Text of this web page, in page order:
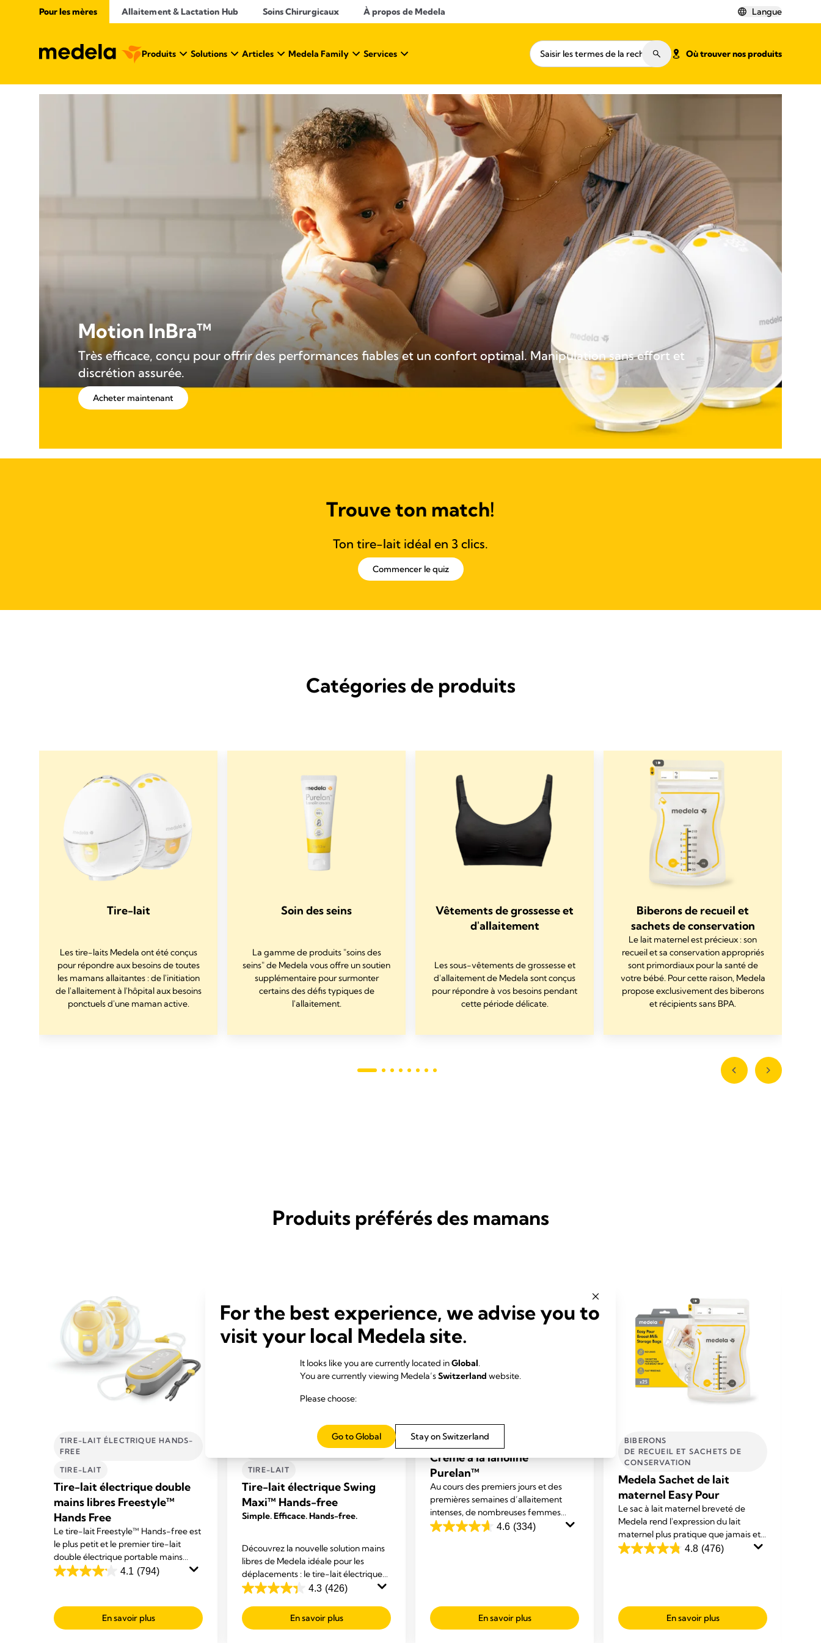
Pour les mères Allaitement & Lactation Hub​ Soins Chirurgicaux À propos de Medela Langue
Produits Solutions Articles Medela Family Services Où trouver nos produits
Motion InBra™
Très efficace, conçu pour offrir des performances fiables et un confort optimal. Manipulation sans effort et
discrétion assurée.
Acheter maintenant
Trouve ton match!
Ton tire-lait idéal en 3 clics.
Commencer le quiz
Catégories de produits
Tire-lait
Les tire-laits Medela ont été conçus
pour répondre aux besoins de toutes
les mamans allaitantes : de l'initiation
de l'allaitement à l'hôpital aux besoins
ponctuels d'une maman active.
Soin des seins
La gamme de produits "soins des
seins" de Medela vous offre un soutien
supplémentaire pour surmonter
certains des défis typiques de
l'allaitement.
Vêtements de grossesse et
d'allaitement
Les sous-vêtements de grossesse et
d'allaitement de Medela sont conçus
pour répondre à vos besoins pendant
cette période délicate.
Biberons de recueil et
sachets de conservation
Le lait maternel est précieux : son
recueil et sa conservation appropriés
sont primordiaux pour la santé de
votre bébé. Pour cette raison, Medela
propose exclusivement des biberons
et récipients sans BPA.
Produits préférés des mamans
TIRE-LAIT ÉLECTRIQUE HANDS-
FREE
TIRE-LAIT
Tire-lait électrique double
mains libres Freestyle™
Hands Free
Le tire-lait Freestyle™ Hands-free est
le plus petit et le premier tire-lait
double électrique portable mains
libres proposé par Medela. Il est conçu
4.1 (794)
4.1
5
étoiles.
En savoir plus
TIRE-LAIT ÉLECTRIQUE HANDS-
TIRE-LAIT
Tire-lait électrique Swing
Maxi™ Hands-free
Simple. Efficace. Hands-free.
Découvrez la nouvelle solution mains
libres de Medela idéale pour les
déplacements : le tire-lait électrique
Swing Maxi™ Hands-free qui
permet d’être multitâche.
4.3 (426)
4.3
sur
5
En savoir plus
SOIN DES SEINS
Crème à la lanoline
Purelan™
Au cours des premiers jours et des
premières semaines d’allaitement
intenses, de nombreuses femmes
souffrent de mamelons endoloris et
4.6 (334)
4.6
avis
En savoir plus
BIBERONS
DE RECUEIL ET SACHETS DE
CONSERVATION​
Medela Sachet de lait
maternel Easy Pour
Le sac à lait maternel breveté de
Medela rend l'expression du lait
maternel plus pratique que jamais et
constitue la solution de conservation
4.8 (476)
4.8
476
avis
En savoir plus
For the best experience, we advise you to
visit your local Medela site.
It looks like you are currently located inGlobal.
You are currently viewing Medela’sSwitzerland website.
Please choose:
Stay on Switzerland
Go to Global